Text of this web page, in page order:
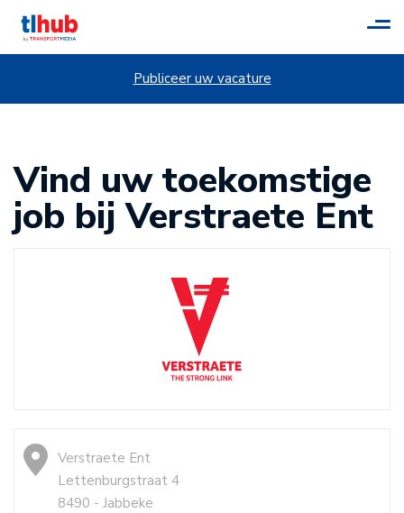
Publiceer uw vacature
Vind uw toekomstige
job bij Verstraete Ent
Verstraete Ent
Lettenburgstraat 4
8490 - Jabbeke